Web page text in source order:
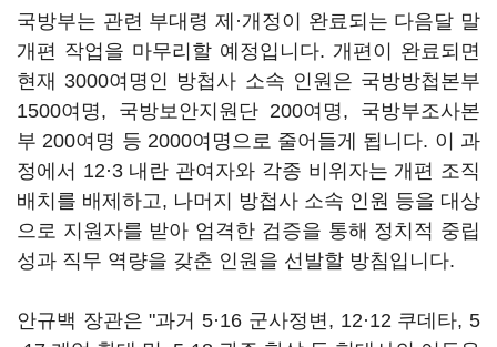
국방부는 관련 부대령 제·개정이 완료되는 다음달 말
개편 작업을 마무리할 예정입니다. 개편이 완료되면
현재 3000여명인 방첩사 소속 인원은 국방방첩본부
1500여명, 국방보안지원단 200여명, 국방부조사본
부 200여명 등 2000여명으로 줄어들게 됩니다. 이 과
정에서 12·3 내란 관여자와 각종 비위자는 개편 조직
배치를 배제하고, 나머지 방첩사 소속 인원 등을 대상
으로 지원자를 받아 엄격한 검증을 통해 정치적 중립
성과 직무 역량을 갖춘 인원을 선발할 방침입니다.
안규백 장관은 "과거 5·16 군사정변, 12·12 쿠데타, 5